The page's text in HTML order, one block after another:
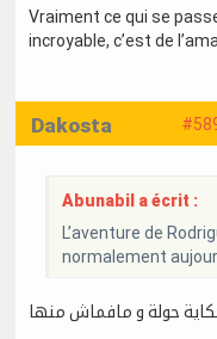
Vraiment ce qui se
incroyable, c’est de
Dakosta
Abunabil a écrit :
L’aventure de
normalement
حولة و مافماش منها